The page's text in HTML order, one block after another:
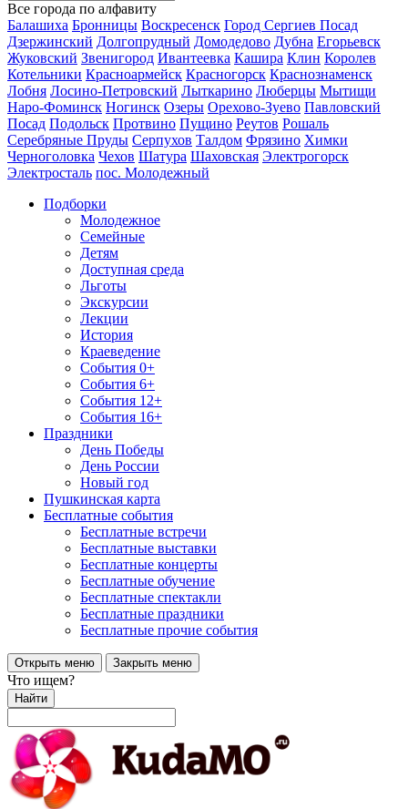
Все города по алфавиту
Балашиха Бронницы Воскресенск Город Сергиев Посад
Дзержинский Долгопрудный Домодедово Дубна Егорьевск
Жуковский Звенигород Ивантеевка Кашира Клин Королев
Котельники Красноармейск Красногорск Краснознаменск
Лобня Лосино-Петровский Лыткарино Люберцы Мытищи
Наро-Фоминск Ногинск Озеры Орехово-Зуево Павловский
Посад Подольск Протвино Пущино Реутов Рошаль
Серебряные Пруды Серпухов Талдом Фрязино Химки
Черноголовка Чехов Шатура Шаховская Электрогорск
Электросталь пос. Молодежный
Подборки
Молодежное
Семейные
Детям
Доступная среда
Льготы
Экскурсии
Лекции
История
Краеведение
События 0+
События 6+
События 12+
События 16+
Праздники
День Победы
День России
Новый год
Пушкинская карта
Бесплатные события
Бесплатные встречи
Бесплатные выставки
Бесплатные концерты
Бесплатные обучение
Бесплатные спектакли
Бесплатные праздники
Бесплатные прочие события
Открыть меню Закрыть меню
Что ищем?
Найти